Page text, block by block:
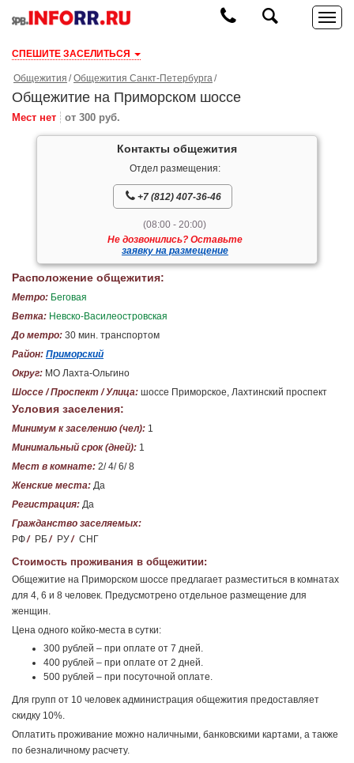
СПЕШИТЕ ЗАСЕЛИТЬСЯ
Общежития Общежития Санкт-Петербурга
Общежитие на Приморском шоссе
Мест нет от 300 руб.
Контакты общежития
Отдел размещения:
+7 (812) 407-36-46
(08:00 - 20:00)
Не дозвонились? Оставьте
заявку на размещение
Расположение общежития:
Метро: Беговая
Ветка: Невско-Василеостровская
До метро: 30 мин. транспортом
Район: Приморский
Округ: МО Лахта-Ольгино
Шоссе / Проспект / Улица: шоссе Приморское, Лахтинский проспект
Условия заселения:
Минимум к заселению (чел): 1
Минимальный срок (дней): 1
Мест в комнате: 2/ 4/ 6/ 8
Женские места: Да
Регистрация: Да
Гражданство заселяемых:
РФ/ РБ/ РУ/ СНГ
Стоимость проживания в общежитии:
Общежитие на Приморском шоссе предлагает разместиться в комнатах
для 4, 6 и 8 человек. Предусмотрено отдельное размещение для
женщин.
Цена одного койко-места в сутки:
300 рублей – при оплате от 7 дней.
400 рублей – при оплате от 2 дней.
500 рублей – при посуточной оплате.
Для групп от 10 человек администрация общежития предоставляет
скидку 10%.
Оплатить проживание можно наличными, банковскими картами, а также
по безналичному расчету.